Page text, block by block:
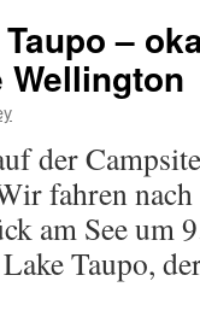
–
Wellington
der
fahren
am See um
Lake Taupo,